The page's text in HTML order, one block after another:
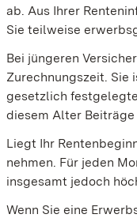
ab. Aus Ihrer
Sie teilweise
Bei jüngeren
Zurechnungszeit. Sie
gesetzlich
diesem Alter
Liegt Ihr
nehmen. Für jeden
insgesamt jedoch
Wenn Sie eine